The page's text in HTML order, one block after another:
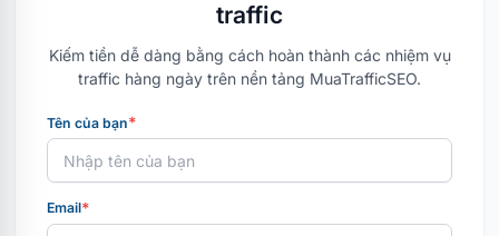
traffic
Kiếm tiền dễ dàng bằng cách hoàn thành các nhiệm vụ
traffic hàng ngày trên nền tảng MuaTrafficSEO.
Tên của bạn*
Email*